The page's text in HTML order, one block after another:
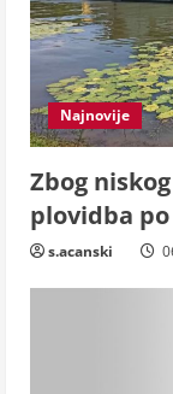
Najnovije
Zbog
plovidba
s.acanski